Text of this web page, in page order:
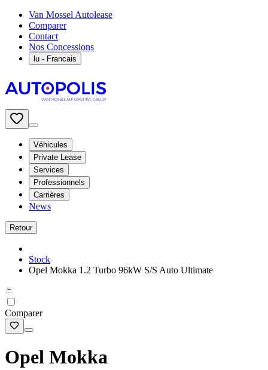
Van Mossel Autolease
Comparer
Contact
Nos Concessions
lu - Francais
Véhicules
Private Lease
Services
Professionnels
Carrières
News
Retour
Stock
Opel Mokka 1.2 Turbo 96kW S/S Auto Ultimate
Comparer
Opel Mokka